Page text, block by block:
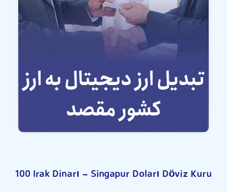
100 Irak Dinarı - Singapur Doları Döviz Kuru